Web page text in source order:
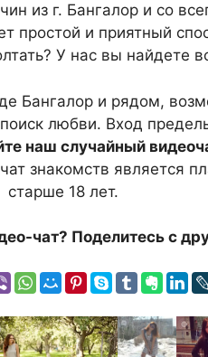
из г. Бангалор и со
простой и приятный
У нас вы найдете
Бангалор и рядом,
любви. Вход
наш случайный
знакомств является
старше 18 лет.
чат? Поделитесь с